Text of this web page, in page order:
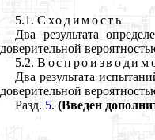
5.1. Сходимость
Два результата
доверительной
5.2.
Два результата
доверительной
Разд. 5. (Введен